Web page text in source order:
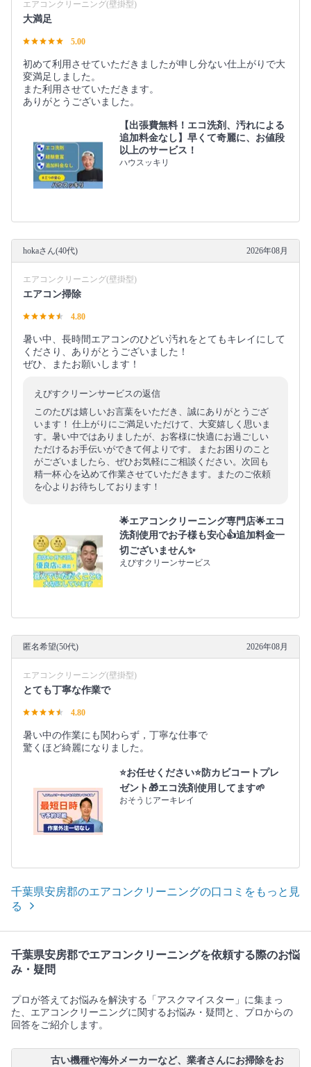
エアコンクリーニング(壁掛型)
大満足
5.00
初めて利用させていただきましたが申し分ない仕上がりで大
変満足しました。
また利用させていただきます。
ありがとうございました。
【出張費無料！エコ洗剤、汚れによる
追加料金なし】早くて奇麗に、お値段
以上のサービス！
ハウスッキリ
hokaさん(40代) 2026年08月
エアコンクリーニング(壁掛型)
エアコン掃除
4.80
暑い中、長時間エアコンのひどい汚れをとてもキレイにして
くださり、ありがとうございました！
ぜひ、またお願いします！
えびすクリーンサービスの返信
このたびは嬉しいお言葉をいただき、誠にありがとうござ
います！ 仕上がりにご満足いただけて、大変嬉しく思いま
す。暑い中ではありましたが、お客様に快適にお過ごしい
ただけるお手伝いができて何よりです。 またお困りのこと
がございましたら、ぜひお気軽にご相談ください。次回も
精一杯 心を込めて作業させていただきます。またのご依頼
を心よりお待ちしております！
🌟エアコンクリーニング専門店🌟エコ
洗剤使用でお子様も安心👍追加料金一
切ございません✨
えびすクリーンサービス
匿名希望(50代) 2026年08月
エアコンクリーニング(壁掛型)
とても丁寧な作業で
4.80
暑い中の作業にも関わらず，丁寧な仕事で
驚くほど綺麗になりました。
⭐️お任せください⭐️防カビコートプレ
ゼント🎁エコ洗剤使用してます🌱
おそうじアーキレイ
千葉県安房郡のエアコンクリーニングの口コミをもっと見
る
千葉県安房郡でエアコンクリーニングを依頼する際のお悩
み・疑問
プロが答えてお悩みを解決する「アスクマイスター」に集まっ
た、エアコンクリーニングに関するお悩み・疑問と、プロからの
回答をご紹介します。
古い機種や海外メーカーなど、業者さんにお掃除をお